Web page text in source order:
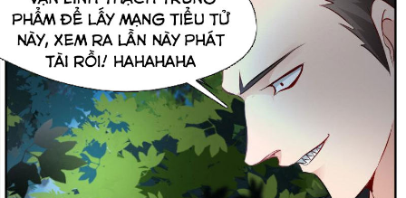
Truyện Sáng Tác
Trùng Sinh
Trọng sinh
Tu Tiên
Xuyên Không
Đô Thị